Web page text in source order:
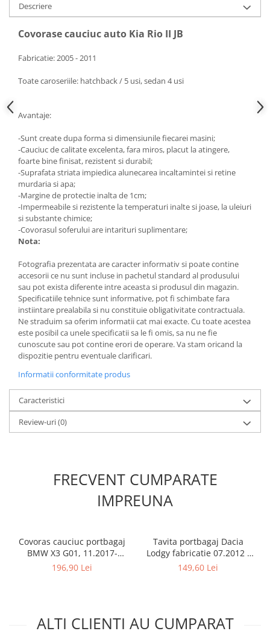
Descriere
Covorase cauciuc auto Kia Rio II JB
Fabricatie: 2005 - 2011
Toate caroseriile: hatchback / 5 usi, sedan 4 usi
Avantaje:
-Sunt create dupa forma si dimensiunile fiecarei masini;
-Cauciuc de calitate excelenta, fara miros, placut la atingere,
foarte bine finisat, rezistent si durabil;
-Suprafata striata impiedica alunecarea incaltamintei si retine
murdaria si apa;
-Margine de protectie inalta de 1cm;
-Impermeabile si rezistente la temperaturi inalte si joase, la uleiuri
si substante chimice;
-Covorasul soferului are intarituri suplimentare;
Nota:
Fotografia prezentata are caracter informativ si poate contine
accesorii ce nu sunt incluse in pachetul standard al produsului
sau pot exista diferente intre aceasta si produsul din magazin.
Specificatiile tehnice sunt informative, pot fi schimbate fara
instiintare prealabila si nu constituie obligativitate contractuala.
Ne straduim sa oferim informatii cat mai exacte. Cu toate acestea
este posibil ca unele specificatii sa le fi omis, sa nu ne fie
cunoscute sau pot contine erori de operare. Va stam oricand la
dispozitie pentru eventuale clarificari.
Informatii conformitate produs
Caracteristici
Review-uri(0)
FRECVENT CUMPARATE
IMPREUNA
Covoras cauciuc portbagaj
BMW X3 G01, 11.2017-
prezent, Rigum RKK Cehia
196,90 Lei
Tavita portbagaj Dacia
Lodgy fabricatie 07.2012 -
prezent (7 locuri)
149,60 Lei
ALTI CLIENTI AU CUMPARAT